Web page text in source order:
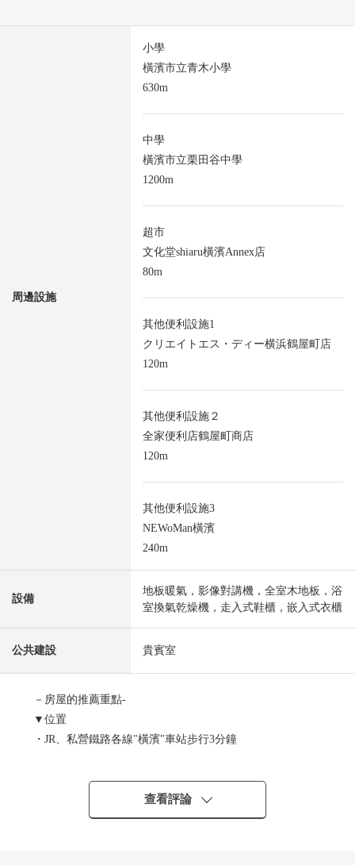
周邊設施
小學
橫濱市立青木小學
630m
中學
橫濱市立栗田谷中學
1200m
超市
文化堂shiaru橫濱Annex店
80m
其他便利設施1
クリエイトエス・ディー横浜鶴屋町店
120m
其他便利設施２
全家便利店鶴屋町商店
120m
其他便利設施3
NEWoMan橫濱
240m
設備
地板暖氣，影像對講機，全室木地板，浴
室換氣乾燥機，走入式鞋櫃，嵌入式衣櫃
公共建設 貴賓室
－房屋的推薦重點-
▼位置
・JR、私營鐵路各線"橫濱"車站步行3分鐘
・住宅，商業設施，飯店，診所被同時設置的大規模的復
查看評論